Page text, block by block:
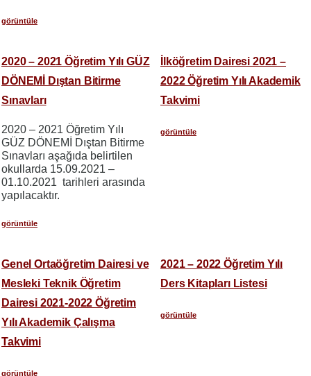
görüntüle
2020 – 2021 Öğretim Yılı GÜZ
DÖNEMİ Dıştan Bitirme
Sınavları
2020 – 2021 Öğretim Yılı
GÜZ DÖNEMİ Dıştan Bitirme
Sınavları aşağıda belirtilen
okullarda 15.09.2021 –
01.10.2021 tarihleri arasında
yapılacaktır.
görüntüle
İlköğretim Dairesi 2021 –
2022 Öğretim Yılı Akademik
Takvimi
görüntüle
Genel Ortaöğretim Dairesi ve
Mesleki Teknik Öğretim
Dairesi 2021-2022 Öğretim
Yılı Akademik Çalışma
Takvimi
görüntüle
2021 – 2022 Öğretim Yılı
Ders Kitapları Listesi
görüntüle